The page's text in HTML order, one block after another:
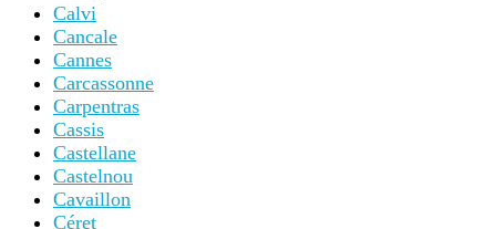
Calvi
Cancale
Cannes
Carcassonne
Carpentras
Cassis
Castellane
Castelnou
Cavaillon
Céret